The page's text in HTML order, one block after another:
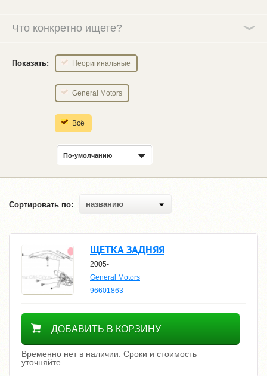
Что конкретно ищете?
Показать: Неоригинальные
General Motors
Всё
По-умолчанию
Сортировать по: названию
ЩЕТКА ЗАДНЯЯ
2005-
General Motors
96601863
Уточнить цену
ДОБАВИТЬ В КОРЗИНУ
Временно нет в наличии. Сроки и стоимость
уточняйте.